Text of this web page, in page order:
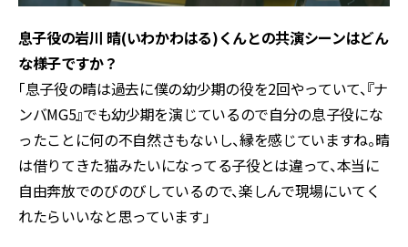
――息子役の岩川 晴(いわかわはる)くんとの共演シーンはどん
な様子ですか？
「息子役の晴は過去に僕の幼少期の役を2回やっていて、『ナ
ンバMG5』でも幼少期を演じているので自分の息子役にな
ったことに何の不自然さもないし、縁を感じていますね。晴
は借りてきた猫みたいになってる子役とは違って、本当に
自由奔放でのびのびしているので、楽しんで現場にいてく
れたらいいなと思っています」